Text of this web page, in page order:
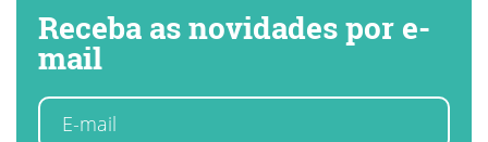
Receba as novidades por e-
mail